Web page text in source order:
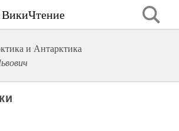
ВикиЧтение
и Антарктика